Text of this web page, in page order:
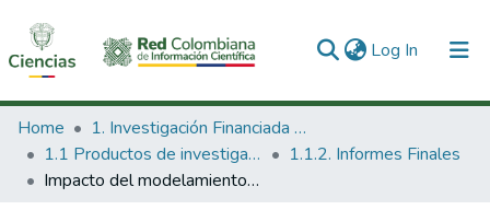
Log In (current)
Communities & Collections
All of DSpace
Home
1. Investigación Financiada con Recursos Públicos
1.1 Productos de investigación
1.1.2. Informes Finales
Impacto del modelamiento geológico y su relación con parámetros de ingeniería, en la caracterización de yacimientos altamente heterogéneos